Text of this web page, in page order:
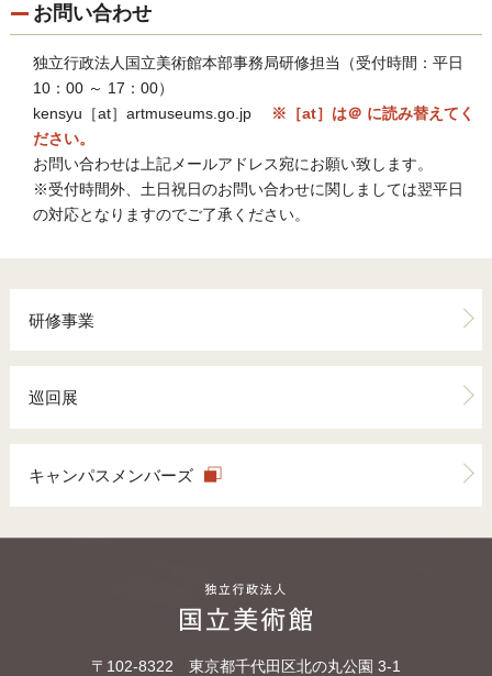
お問い合わせ
独立行政法人国立美術館本部事務局研修担当（受付時間：平日
10：00 ～ 17：00）
kensyu［at］artmuseums.go.jp
※［at］は＠ に読み替えてく
ださい。
お問い合わせは上記メールアドレス宛にお願い致します。
※受付時間外、土日祝日のお問い合わせに関しましては翌平日
の対応となりますのでご了承ください。
研修事業
巡回展
キャンパスメンバーズ
〒102‐8322 東京都千代田区北の丸公園 3-1